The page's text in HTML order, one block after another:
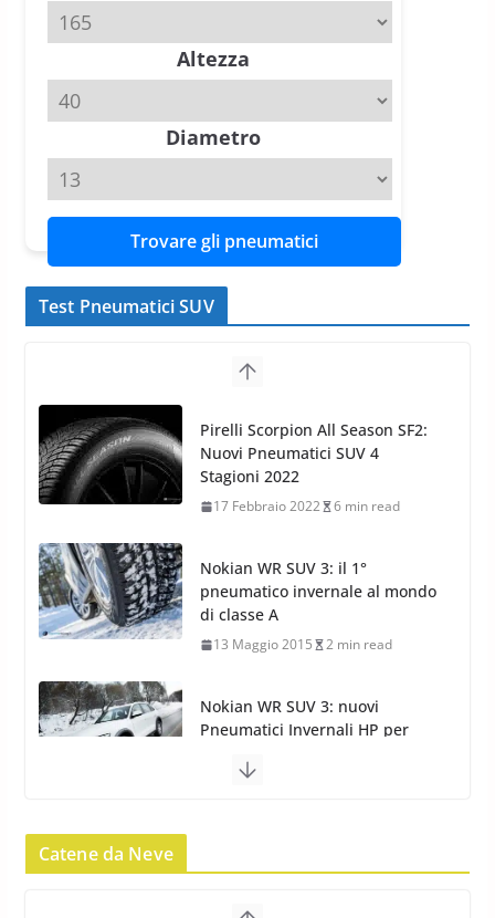
Michelin Pilot Sport 4 S – Test
su Range Rover Sport D350 HST
11 Aprile 2026 15 min read
Altezza
Diametro
Trovare gli pneumatici
Test Pneumatici SUV
Nokian WR SUV 3: il 1°
pneumatico invernale al mondo
di classe A
13 Maggio 2015 2 min read
Nokian WR SUV 3: nuovi
Pneumatici Invernali HP per
condizioni invernali difficili
23 Aprile 2013 9 min read
Yokohama Geolandar G073: nuovi pneumatici
invernali SUV
2 min read
17 Febbraio 2022 6 min read
Catene da Neve